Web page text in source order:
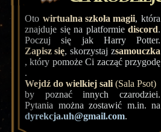
Oto wirtualna szkoła magii, która
znajduje się na platformie discord.
Poczuj się jak Harry Potter.
Zapisz się, skorzystaj zsamouczka
, który pomoże Ci zacząć przygodę
.
Wejdź do wielkiej sali (Sala Psot)
by poznać innych czarodziei.
Pytania można zostawić m.in. na
dyrekcja.uh@gmail.com.